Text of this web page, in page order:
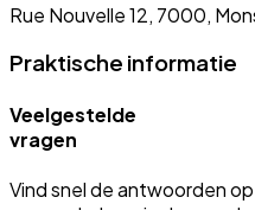
Rue Nouvelle 12, 7000,
Praktische informatie
Veelgestelde
vragen
Vind snel de antwoorden